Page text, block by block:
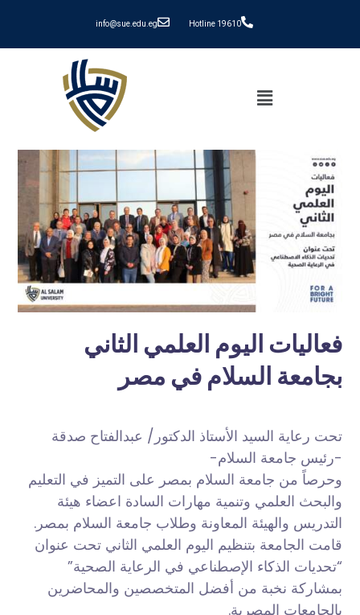
info@sue.edu.eg Hotline 19610
فعاليات اليوم العلمي الثاني
بجامعة السلام في مصر
تحت رعاية السيد الأستاذ الدكتور/ عبدالفتاح صدقة
-رئيس جامعة السلام-
وحرصاً من جامعة السلام بمصر على التميز في التعليم
والبحث العلمي وتنمية مهارات السادة اعضاء هيئة
التدريس والهيئة المعاونة وطلاب جامعة السلام بمصر.
قامت الجامعة بتنظيم اليوم العلمي الثاني تحت عنوان
“تحديات الذكاء الإصطناعي في الرعاية الصحية”
بمشاركة نخبة من أفضل المتخصصين والمحاضرين
بالجامعات المصرية.